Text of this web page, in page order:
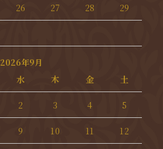
26 27 28 29
2026年9月
水 木 金 土
2 3 4 5
9 10 11 12